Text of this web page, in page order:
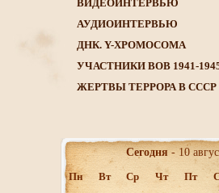
ВИДЕОИНТЕРВЬЮ
АУДИОИНТЕРВЬЮ
ДНК. Y-ХРОМОСОМА
УЧАСТНИКИ ВОВ 1941-
ЖЕРТВЫ ТЕРРОРА В СССР
Сегодня- 10
Пн
Вт Ср Чт Пт